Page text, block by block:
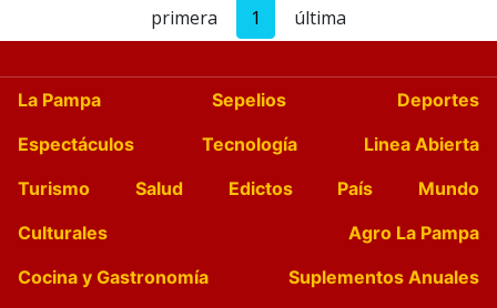
primera 1 última
La Pampa Sepelios
Deportes
Espectáculos
Tecnología
Linea Abierta
Turismo
Salud Edictos País
Mundo
Culturales
Agro La Pampa
Cocina y Gastronomía
Suplementos Anuales